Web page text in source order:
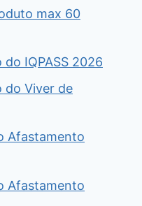
max 60
IQPASS 2026
do Viver de
Afastamento
Afastamento